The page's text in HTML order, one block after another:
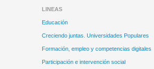
LINEAS
Educación
Creciendo juntas. Universidades Populares
Formación, empleo y competencias digitales
Participación e intervención social